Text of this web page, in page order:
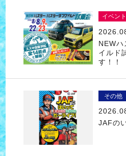
イベン
NEWハ
イルド
す！！
その他
JAFの